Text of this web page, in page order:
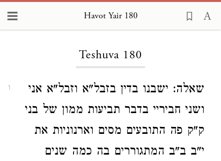
Havot Yair 180
Teshuva 180
1
שאלה: ישבנו בדין בזבל"א וזבל"א אני
ושני חביריי בדבר תביעות ממון של בני
ק"ק פה התובעים מסים וארנוניות את
י"ב ב"ב המתגוררים בה כמה שנים